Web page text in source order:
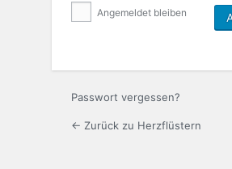
Angemeldet bleiben
Passwort vergessen?
← Zurück zu Herzflüstern